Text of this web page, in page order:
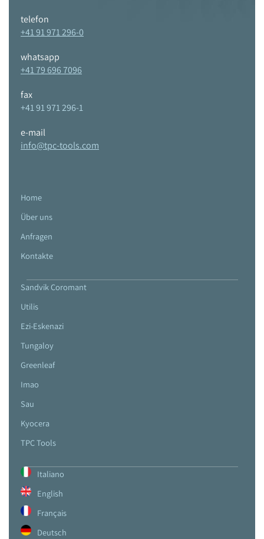
telefon
+41 91 971 296-0
whatsapp
+41 79 696 7096
fax
+41 91 971 296-1
e-mail
info@tpc-tools.com
Home
Über uns
Anfragen
Kontakte
Sandvik Coromant
Utilis
Ezi-Eskenazi
Tungaloy
Greenleaf
Imao
Sau
Kyocera
TPC Tools
Italiano
English
Français
Deutsch